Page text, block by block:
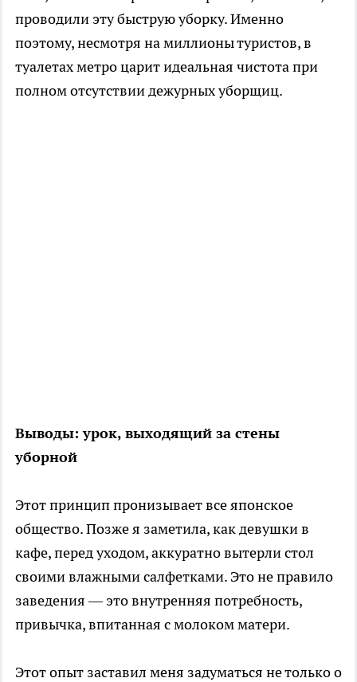
проводили эту быструю уборку. Именно
поэтому, несмотря на миллионы туристов, в
туалетах метро царит идеальная чистота при
полном отсутствии дежурных уборщиц.
Выводы: урок, выходящий за стены
уборной
Этот принцип пронизывает все японское
общество. Позже я заметила, как девушки в
кафе, перед уходом, аккуратно вытерли стол
своими влажными салфетками. Это не правило
заведения — это внутренняя потребность,
привычка, впитанная с молоком матери.
Этот опыт заставил меня задуматься не только о